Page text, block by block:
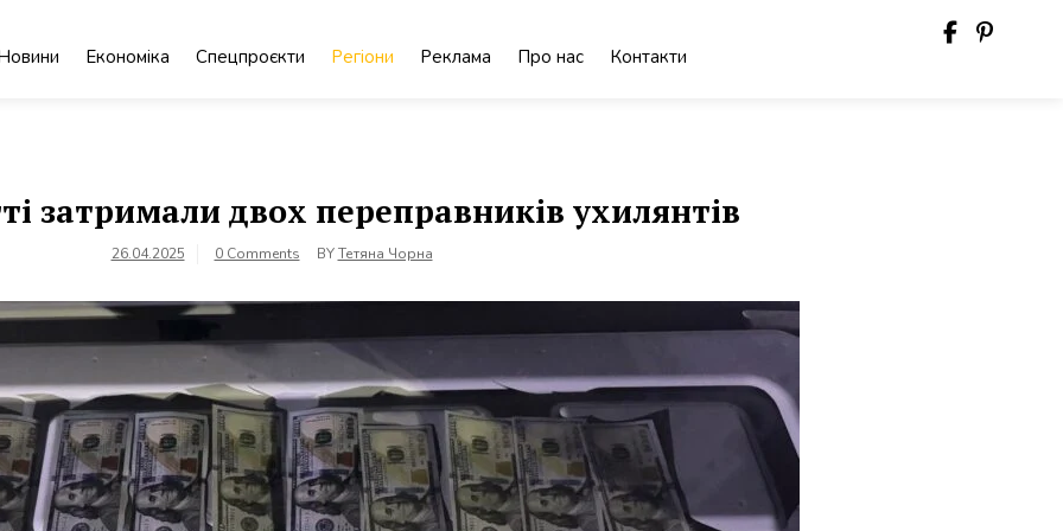
Економіка Спецпроєкти Регіони Реклама Про нас Контакти
затримали двох переправників ухилянтів
26.04.2025 0 Comments BYТетяна Чорна